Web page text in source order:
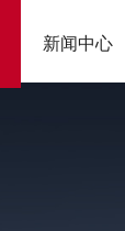
新闻中心